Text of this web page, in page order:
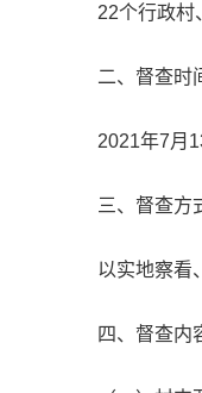
22个行政村
二、督查时
2021年7月
三、督查方
以实地察看
四、督查内